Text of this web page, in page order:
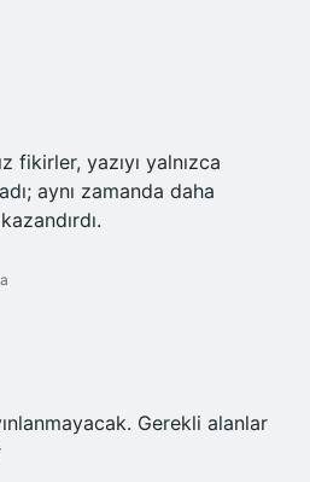
fikirler, yazıyı yalnızca
aynı zamanda daha
Gerekli alanlar